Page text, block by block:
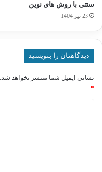
سنتی با روش های نوین
23 تیر 1404
دیدگاهتان را بنویسید
نشانی ایمیل شما منتشر نخواهد شد.
*